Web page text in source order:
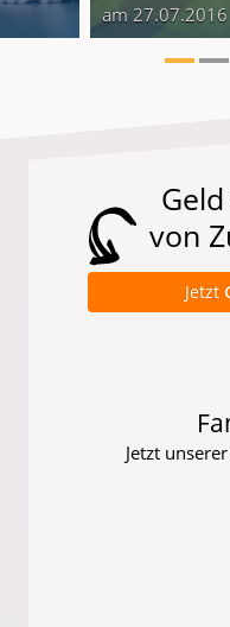
am 27.07.2016
von
Jetzt
Jetzt